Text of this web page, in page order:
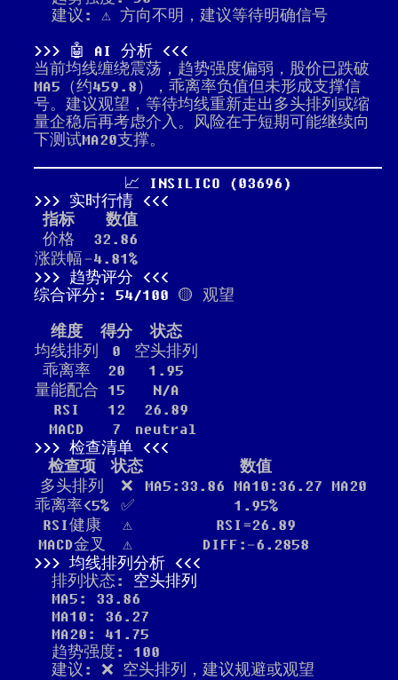
建议: ⚠️ 方向不明，建议等待明确信号
🤖 AI 分析
当前均线缠绕震荡，趋势强度偏弱，股价已跌破
MA5（约459.8），乖离率负值但未形成支撑信
号。建议观望，等待均线重新走出多头排列或缩
量企稳后再考虑介入。风险在于短期可能继续向
下测试MA20支撑。
📈 INSILICO (03696)
实时行情
指标
数值
价格
32.86
涨跌幅 -4.81%
趋势评分
综合评分: 54/100 🟡 观望
维度 得分
状态
均线排列
0
空头排列
乖离率
20
1.95
量能配合 15
N/A
RSI
12
26.89
MACD
7
neutral
检查清单
检查项
状态
数值
多头排列
❌
MA5:33.86 MA10:36.27 MA20
乖离率<5%
✅
1.95%
RSI健康
⚠️
RSI=26.89
MACD金叉
⚠️
DIFF:-6.2858
均线排列分析
排列状态: 空头排列
MA5: 33.86
MA10: 36.27
MA20: 41.75
趋势强度: 100
建议: ❌ 空头排列，建议规避或观望